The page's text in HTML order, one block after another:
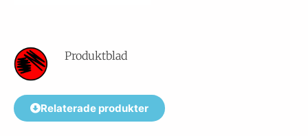
Produktblad
Relaterade produkter